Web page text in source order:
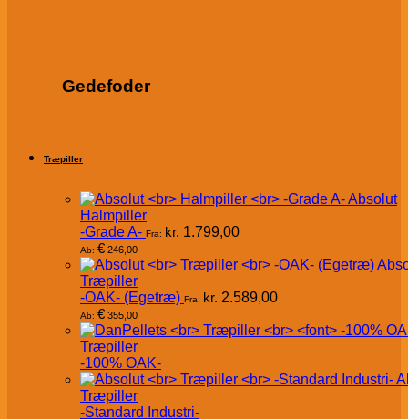
Gedefoder
Træpiller
Absolut
Halmpiller
-Grade A- Fra: kr. 1.799,00
Ab: € 246,00
Træpiller
-OAK- (Egetræ) Fra: kr. 2.589,00
Ab: € 355,00
Træpiller
-100% OAK-
Træpiller
-Standard Industri-